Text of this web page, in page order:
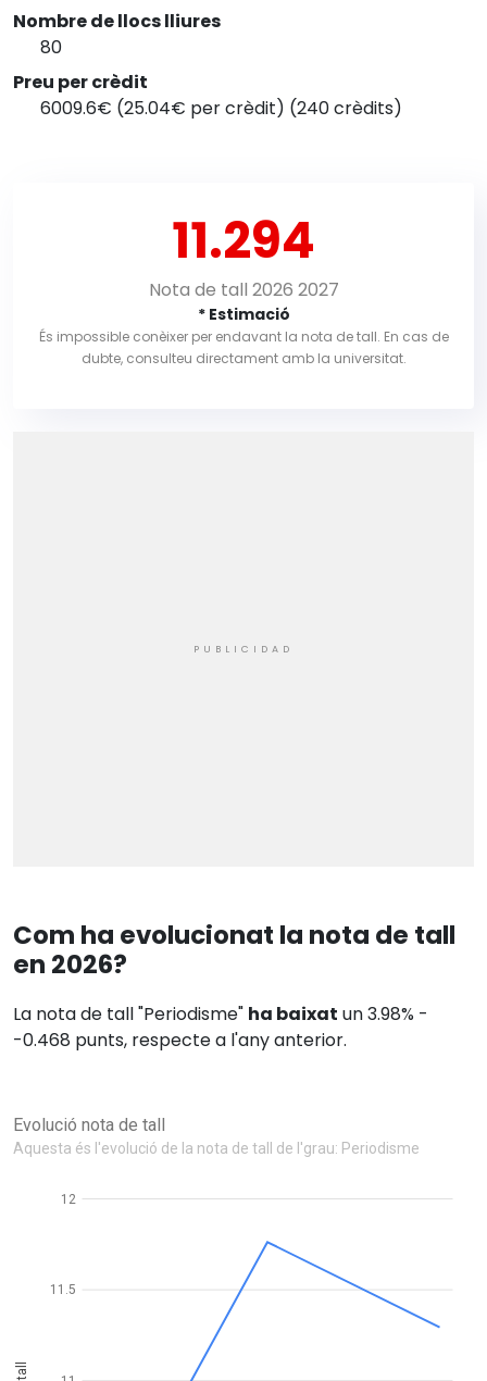
Nombre de llocs lliures
80
Preu per crèdit
6009.6€ (25.04€ per crèdit) (240 crèdits)
11.294
Nota de tall 2026 2027
* Estimació
És impossible conèixer per endavant la nota de tall. En cas de
dubte, consulteu directament amb la universitat.
Com ha evolucionat la nota de tall
en 2026?
La nota de tall "Periodisme" ha baixat un 3.98% -
-0.468 punts, respecte a l'any anterior.
Evolució nota de tall
Aquesta és l'evolució de la nota de tall de l'grau: Periodisme
11.5
12